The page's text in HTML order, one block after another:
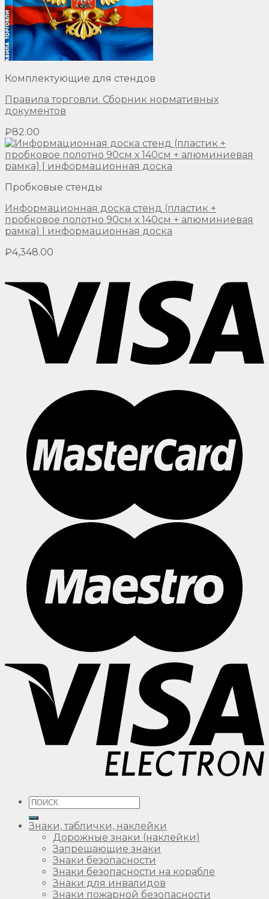
Комплектующие для стендов
Правила торговли. Сборник нормативных
документов
₽82.00
Пробковые стенды
Информационная доска стенд (пластик +
пробковое полотно 90см х 140см + алюминиевая
рамка) | информационная доска
₽4,348.00
Искать:
Знаки, таблички, наклейки
Дорожные знаки (наклейки)
Запрещающие знаки
Знаки безопасности
Знаки безопасности на корабле
Знаки для инвалидов
Знаки пожарной безопасности